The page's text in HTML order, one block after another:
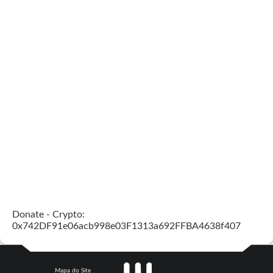
Donate - Crypto:
0x742DF91e06acb998e03F1313a692FFBA4638f407
Mapa do Site